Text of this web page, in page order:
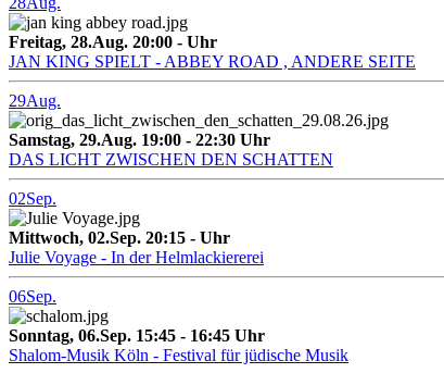
Freitag, 28.Aug. 20:00 - Uhr
JAN KING SPIELT - ABBEY ROAD , ANDERE SEITE
29Aug.
Samstag, 29.Aug. 19:00 - 22:30 Uhr
DAS LICHT ZWISCHEN DEN SCHATTEN
02Sep.
Mittwoch, 02.Sep. 20:15 - Uhr
Julie Voyage - In der Helmlackiererei
06Sep.
Sonntag, 06.Sep. 15:45 - 16:45 Uhr
Shalom-Musik Köln - Festival für jüdische Musik